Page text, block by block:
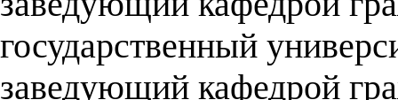
государственный
заведующий кафедрой